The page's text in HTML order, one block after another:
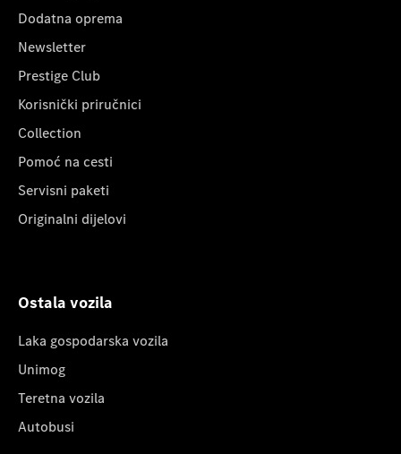
Dodatna oprema
Newsletter
Prestige Club
Korisnički priručnici
Collection
Pomoć na cesti
Servisni paketi
Originalni dijelovi
Ostala vozila
Laka gospodarska vozila
Unimog
Teretna vozila
Autobusi